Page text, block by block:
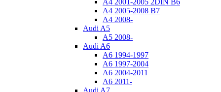
A4 2005-2008 B7
A4 2008-
Audi A5
A5 2008-
Audi A6
A6 1994-1997
A6 1997-2004
A6 2004-2011
A6 2011-
Audi A7